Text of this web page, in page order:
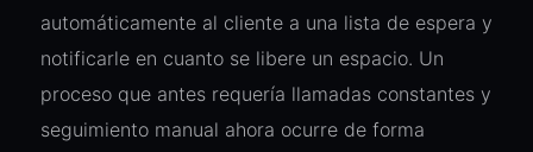
automáticamente al cliente a una lista de espera y
notificarle en cuanto se libere un espacio. Un
proceso que antes requería llamadas constantes y
seguimiento manual ahora ocurre de forma